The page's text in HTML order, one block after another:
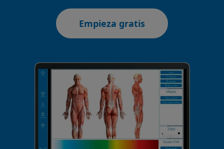
Empieza gratis